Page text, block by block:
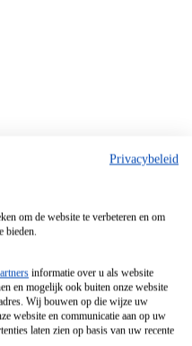
Privacybeleid
om de website te verbeteren en om
bieden.
informatie over u als website
en mogelijk ook buiten onze website
Wij bouwen op die wijze uw
website en communicatie aan op uw
laten zien op basis van uw recente